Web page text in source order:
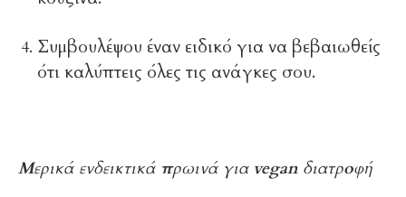
Συμβουλέψου έναν ειδικό για να βεβαιωθείς
ότι καλύπτεις όλες τις ανάγκες σου.
Μερικά ενδεικτικά πρωινά για vegan διατροφή